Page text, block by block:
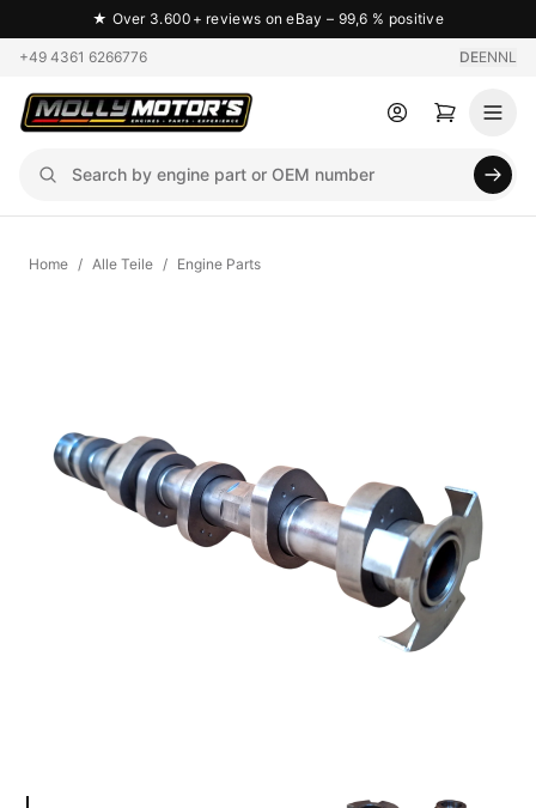
★ Over 3.600+ reviews on eBay – 99,6 % positive
+49 4361 6266776 DEENNL
Home / Alle Teile / Engine Parts